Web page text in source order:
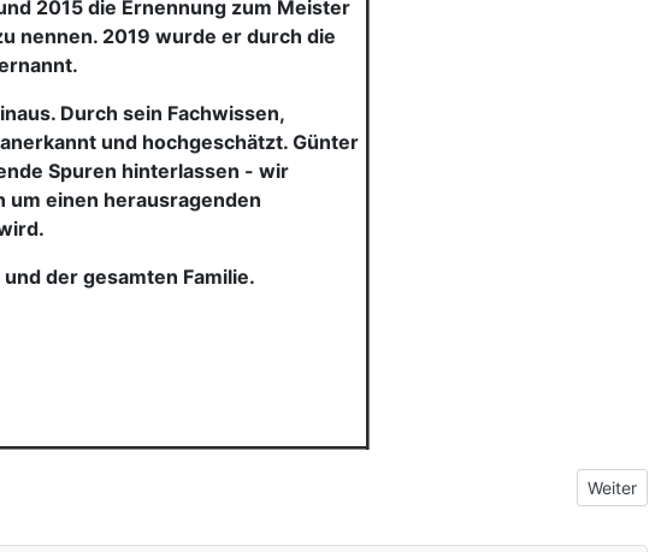
2015 die Ernennung zum Meister
nennen. 2019 wurde er durch die
Durch sein Fachwissen,
und hochgeschätzt. Günter
Spuren hinterlassen - wir
einen herausragenden
der gesamten Familie.
Nächster
Weiter